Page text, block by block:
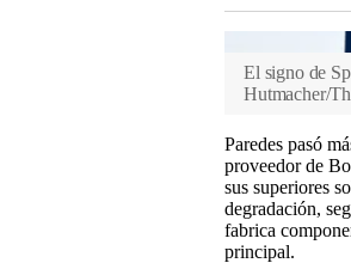
El signo de
Hutmacher/
Paredes pasó
proveedor de
sus superiores
degradación,
fabrica
principal.